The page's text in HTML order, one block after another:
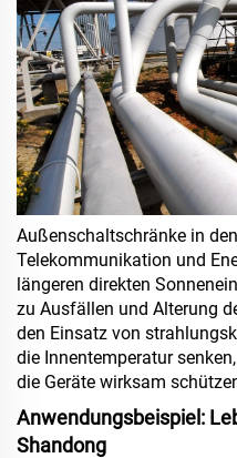
Außenschaltschränke in
Telekommunikation und
längeren direkten
zu Ausfällen und Alterung
den Einsatz von
die Innentemperatur
die Geräte wirksam
Anwendungsbeispiel:
Shandong